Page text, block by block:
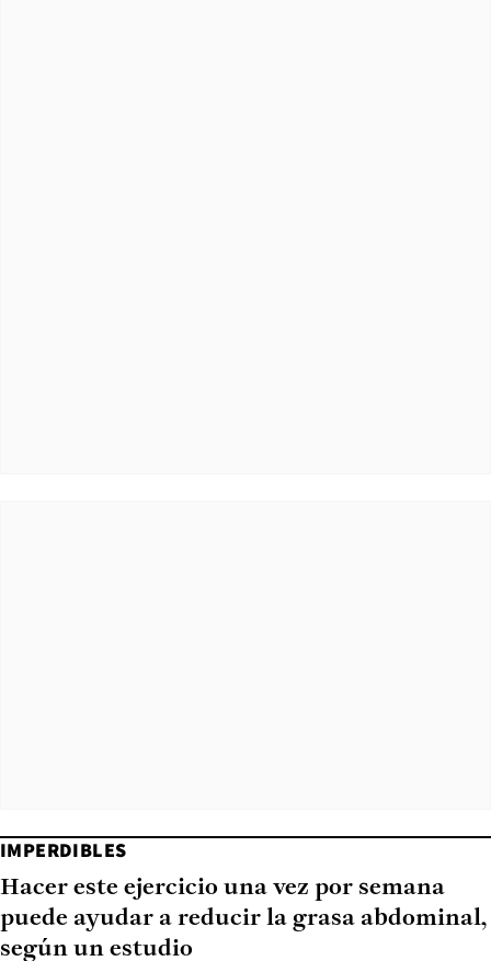
IMPERDIBLES
Hacer este ejercicio una vez por semana
puede ayudar a reducir la grasa abdominal,
según un estudio